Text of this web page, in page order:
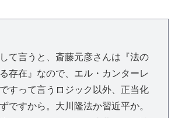
して言うと、斎藤元彦さんは『法の
存在』なので、エル・カンターレ
すって言うロジック以外、正当化
ですから。大川隆法か習近平か。